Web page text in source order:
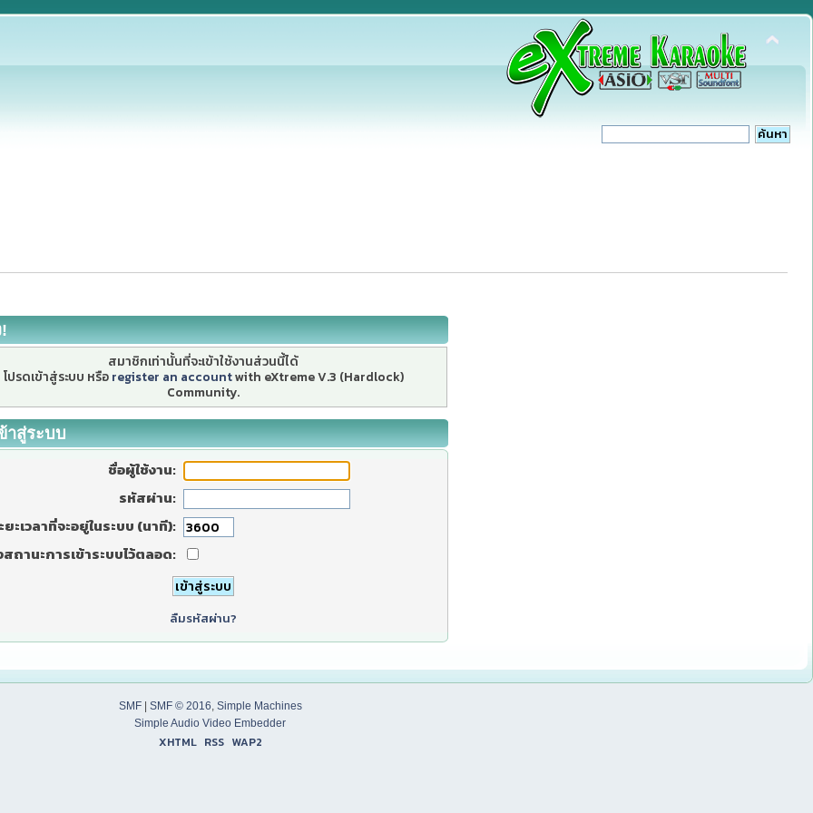
สมาชิกเท่านั้นที่จะเข้าใช้งานส่วนนี้ได้
โปรดเข้าสู่ระบบ หรือ register an accountwith eXtreme V.3 (Hardlock)
Community.
าสู่ระบบ
ชื่อผู้ใช้งาน:
รหัสผ่าน:
ยะเวลาที่จะอยู่ในระบบ (นาที):
สถานะการเข้าระบบไว้ตลอด:
ลืมรหัสผ่าน?
SMF| SMF © 2016, Simple Machines
Simple Audio Video Embedder
XHTML RSS WAP2